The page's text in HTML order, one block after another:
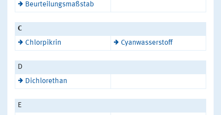
Beurteilungsmaßstab
C
Chlorpikrin
Cyanwasserstoff
D
Dichlorethan
E